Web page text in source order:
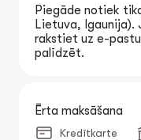
Piegāde notiek
Lietuva, Igaunija).
rakstiet uz e-
palīdzēt.
Ērta maksāšana
Kredītkarte